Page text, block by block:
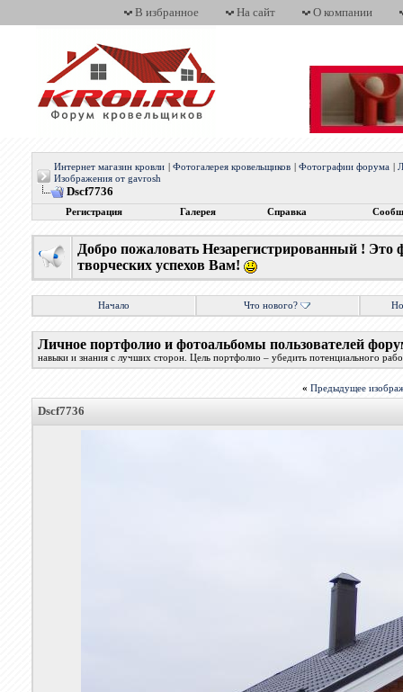
В избранное На сайт О компании
Интернет магазин кровли Фотогалерея кровельщиков Фотографии форума
Изображения от gavrosh
Dscf7736
Регистрация Галерея Справка
Добро пожаловать Незарегистрированный !
творческих успехов Вам!
Начало Что нового?
Личное портфолио и фотоальбомы пользователей
навыки и знания с лучших сторон. Цель портфолио – убедить потенциального
« Предыдущее
Dscf7736